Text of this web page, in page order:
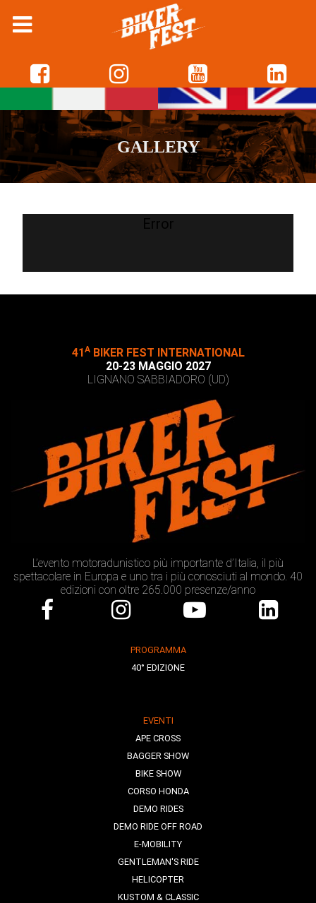
GALLERY
Error
41 ABIKER FEST INTERNATIONAL
20-23 MAGGIO 2027
LIGNANO SABBIADORO (UD)
L’evento motoradunistico più importante d’Italia, il più
spettacolare in Europa e uno tra i più conosciuti al mondo. 40
edizioni con oltre 265.000 presenze/anno
PROGRAMMA
40° EDIZIONE
EVENTI
APE CROSS
BAGGER SHOW
BIKE SHOW
CORSO HONDA
DEMO RIDES
DEMO RIDE OFF ROAD
E-MOBILITY
GENTLEMAN'S RIDE
HELICOPTER
KUSTOM & CLASSIC